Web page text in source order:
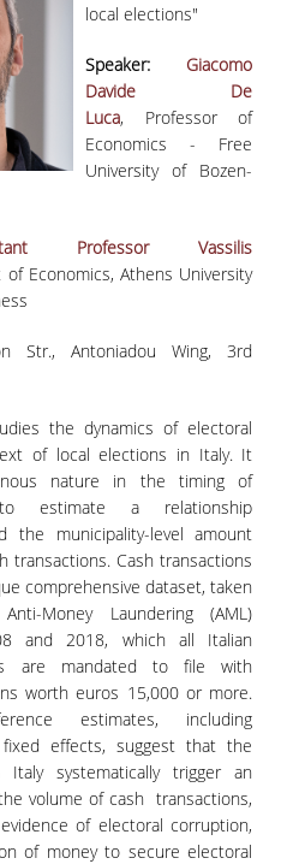
local elections"
Speaker:
Giacomo
Davide De
Luca, Professor of
Economics - Free
University of Bozen-
Professor Vassilis
Economics, Athens University
Str., Antoniadou Wing, 3rd
the dynamics of electoral
of local elections in Italy. It
nature in the timing of
estimate a relationship
the municipality-level amount
transactions. Cash transactions
comprehensive dataset, taken
Money Laundering (AML)
and 2018, which all Italian
are mandated to file with
worth euros 15,000 or more.
estimates, including
effects, suggest that the
Italy systematically trigger an
volume of cash transactions,
of electoral corruption,
of money to secure electoral